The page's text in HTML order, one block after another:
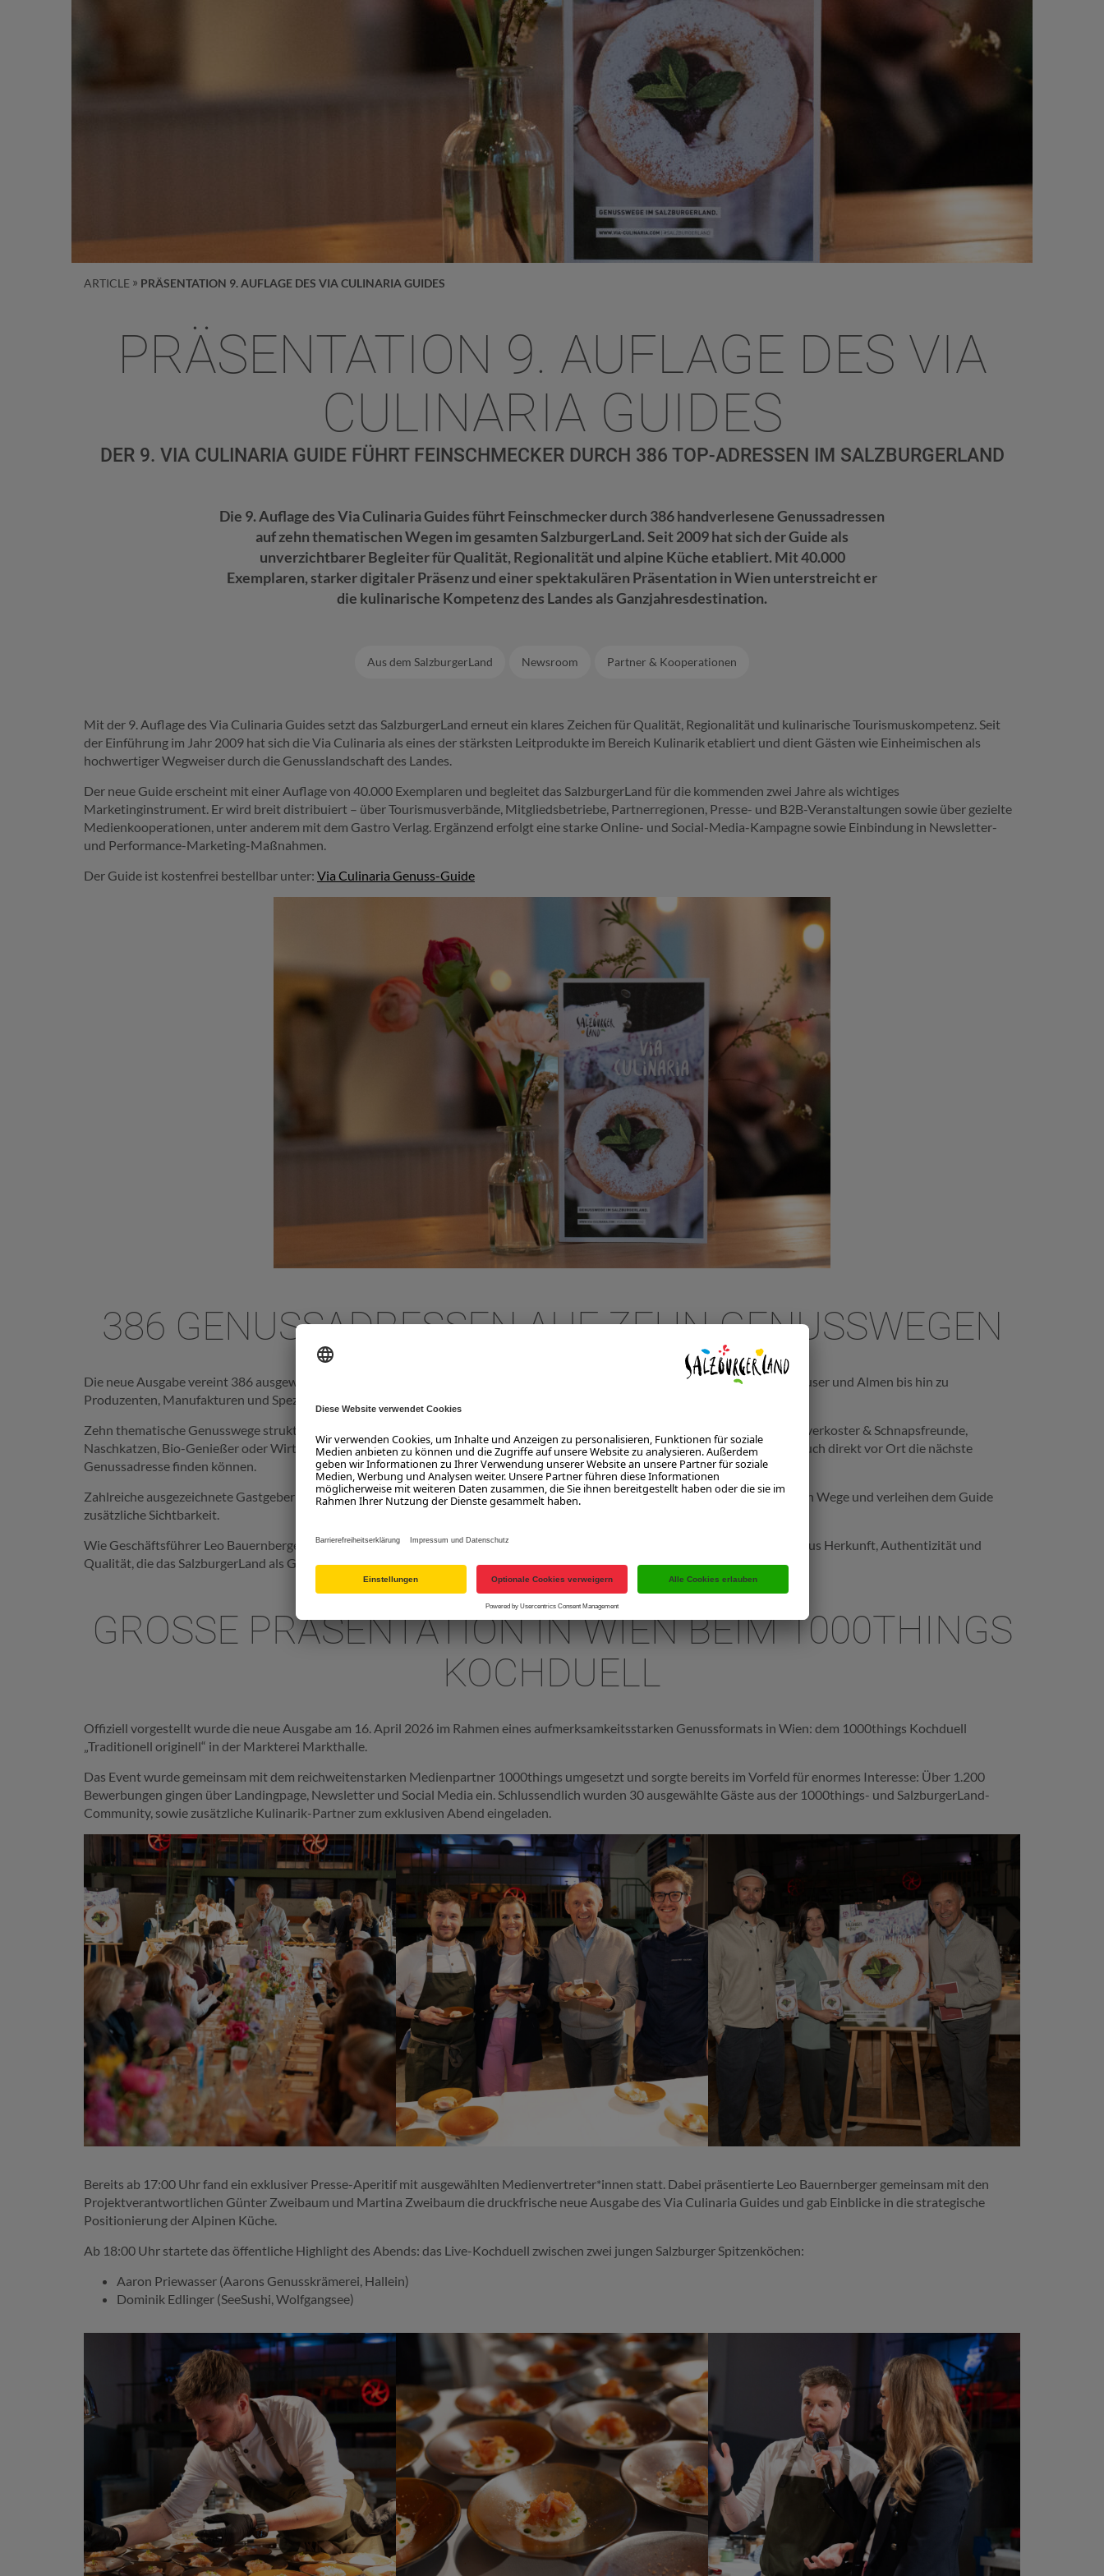
ARTICLE PRÄSENTATION 9. AUFLAGE DES VIA CULINARIA GUIDES
PRÄSENTATION 9. AUFLAGE DES VIA
CULINARIA GUIDES
DER 9. VIA CULINARIA GUIDE FÜHRT FEINSCHMECKER DURCH 386 TOP-ADRESSEN IM SALZBURGERLAND
Die 9. Auflage des Via Culinaria Guides führt Feinschmecker durch 386 handverlesene Genussadressen
auf zehn thematischen Wegen im gesamten SalzburgerLand. Seit 2009 hat sich der Guide als
unverzichtbarer Begleiter für Qualität, Regionalität und alpine Küche etabliert. Mit 40.000
Exemplaren, starker digitaler Präsenz und einer spektakulären Präsentation in Wien unterstreicht er
die kulinarische Kompetenz des Landes als Ganzjahresdestination.
Aus dem SalzburgerLand Newsroom Partner & Kooperationen
Mit der 9. Auflage des Via Culinaria Guides setzt das SalzburgerLand erneut ein klares Zeichen für Qualität, Regionalität und kulinarische Tourismuskompetenz. Seit
der Einführung im Jahr 2009 hat sich die Via Culinaria als eines der stärksten Leitprodukte im Bereich Kulinarik etabliert und dient Gästen wie Einheimischen als
hochwertiger Wegweiser durch die Genusslandschaft des Landes.
Der neue Guide erscheint mit einer Auflage von 40.000 Exemplaren und begleitet das SalzburgerLand für die kommenden zwei Jahre als wichtiges
Marketinginstrument. Er wird breit distribuiert – über Tourismusverbände, Mitgliedsbetriebe, Partnerregionen, Presse- und B2B-Veranstaltungen sowie über gezielte
Medienkooperationen, unter anderem mit dem Gastro Verlag. Ergänzend erfolgt eine starke Online- und Social-Media-Kampagne sowie Einbindung in Newsletter-
und Performance-Marketing-Maßnahmen.
Der Guide ist kostenfrei bestellbar unter: Via Culinaria Genuss-Guide
386 GENUSSADRESSEN AUF ZEHN GENUSSWEGEN
Die neue Ausgabe vereint 386 ausgewählte Genussadressen im gesamten SalzburgerLand: von Haubenrestaurants über Wirtshäuser und Almen bis hin zu
Produzenten, Manufakturen und Spezialitätenbetrieben.
Zehn thematische Genusswege strukturieren die kulinarische Vielfalt des Landes, darunter Feinspitze, Fischfans, Käsefreaks, Bierverkoster & Schnapsfreunde,
Naschkatzen, Bio-Genießer oder Wirtshausliebhaber. Zusätzlich bietet der Guide eine geografische Orientierung, sodass Gäste auch direkt vor Ort die nächste
Genussadresse finden können.
Zahlreiche ausgezeichnete Gastgeberinnen und Gastgeber sowie bekannte Persönlichkeiten fungieren als Pat*innen der einzelnen Wege und verleihen dem Guide
zusätzliche Sichtbarkeit.
Wie Geschäftsführer Leo Bauernberger im Vorwort betont, stehen die ausgewählten Betriebe exemplarisch für jene Verbindung aus Herkunft, Authentizität und
Qualität, die das SalzburgerLand als Genussdestination auszeichnet.
GROSSE PRÄSENTATION IN WIEN BEIM 1000THINGS K
OCHDUELL
Offiziell vorgestellt wurde die neue Ausgabe am 16. April 2026 im Rahmen eines aufmerksamkeitsstarken Genussformats in Wien: dem 1000things Kochduell
„Traditionell originell“ in der Markterei Markthalle.
Das Event wurde gemeinsam mit dem reichweitenstarken Medienpartner 1000things umgesetzt und sorgte bereits im Vorfeld für enormes Interesse: Über 1.200
Bewerbungen gingen über Landingpage, Newsletter und Social Media ein. Schlussendlich wurden 30 ausgewählte Gäste aus der 1000things- und SalzburgerLand-
Community, sowie zusätzliche Kulinarik-Partner zum exklusiven Abend eingeladen.
Bereits ab 17:00 Uhr fand ein exklusiver Presse-Aperitif mit ausgewählten Medienvertreter*innen statt. Dabei präsentierte Leo Bauernberger gemeinsam mit den
Projektverantwortlichen Günter Zweibaum und Martina Zweibaum die druckfrische neue Ausgabe des Via Culinaria Guides und gab Einblicke in die strategische
Positionierung der Alpinen Küche.
Ab 18:00 Uhr startete das öffentliche Highlight des Abends: das Live-Kochduell zwischen zwei jungen Salzburger Spitzenköchen:
Aaron Priewasser (Aarons Genusskrämerei, Hallein)
Dominik Edlinger (SeeSushi, Wolfgangsee)